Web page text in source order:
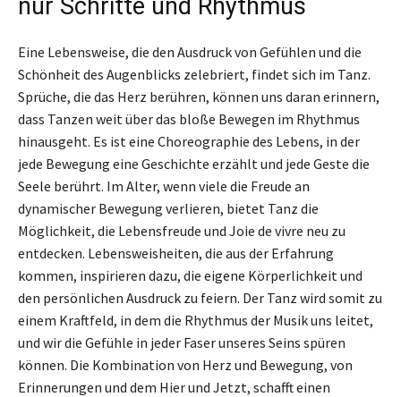
nur Schritte und Rhythmus
Eine Lebensweise, die den Ausdruck von Gefühlen und die
Schönheit des Augenblicks zelebriert, findet sich im Tanz.
Sprüche, die das Herz berühren, können uns daran erinnern,
dass Tanzen weit über das bloße Bewegen im Rhythmus
hinausgeht. Es ist eine Choreographie des Lebens, in der
jede Bewegung eine Geschichte erzählt und jede Geste die
Seele berührt. Im Alter, wenn viele die Freude an
dynamischer Bewegung verlieren, bietet Tanz die
Möglichkeit, die Lebensfreude und Joie de vivre neu zu
entdecken. Lebensweisheiten, die aus der Erfahrung
kommen, inspirieren dazu, die eigene Körperlichkeit und
den persönlichen Ausdruck zu feiern. Der Tanz wird somit zu
einem Kraftfeld, in dem die Rhythmus der Musik uns leitet,
und wir die Gefühle in jeder Faser unseres Seins spüren
können. Die Kombination von Herz und Bewegung, von
Erinnerungen und dem Hier und Jetzt, schafft einen